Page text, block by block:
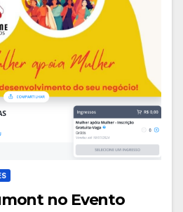
no Evento